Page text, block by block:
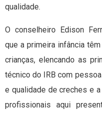
qualidade.
O conselheiro Edison
que a primeira infância
crianças, elencando as
técnico do IRB com
e qualidade de creches e
profissionais aqui